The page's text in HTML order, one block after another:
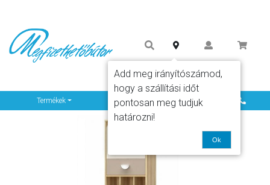
Termékek Info
Add meg irányítószámod,
hogy a szállítási időt
pontosan meg tudjuk
határozni!
Ok